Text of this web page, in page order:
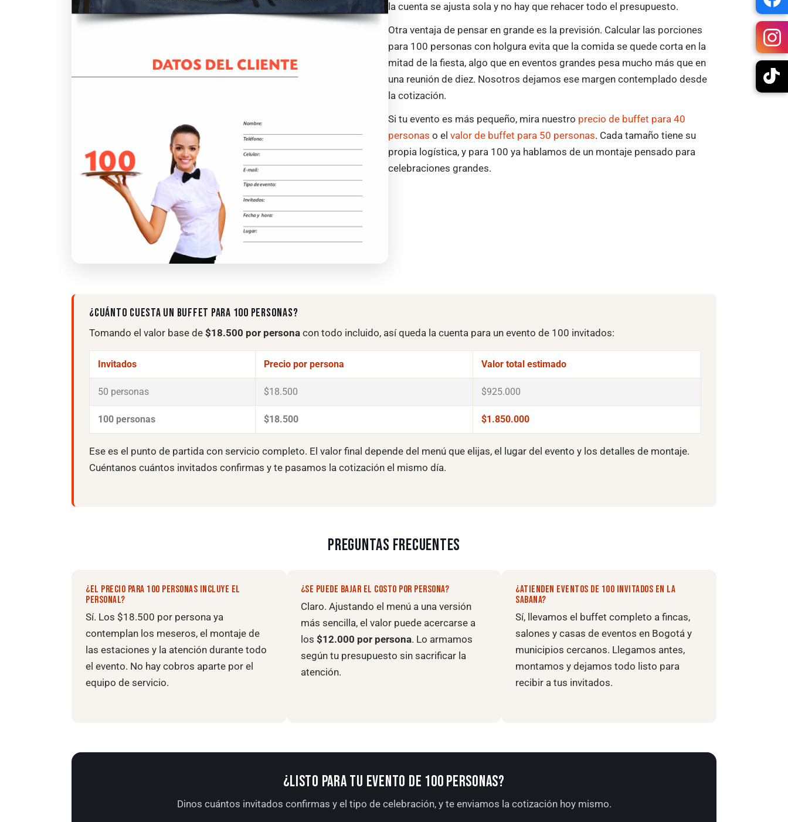
la cuenta se ajusta sola y no hay que rehacer todo el presupuesto.
Otra ventaja de pensar en grande es la previsión. Calcular las porciones
para 100 personas con holgura evita que la comida se quede corta en la
mitad de la fiesta, algo que en eventos grandes pesa mucho más que en
una reunión de diez. Nosotros dejamos ese margen contemplado desde
la cotización.
Si tu evento es más pequeño, mira nuestro precio de buffet para 40
personas o el valor de buffet para 50 personas. Cada tamaño tiene su
propia logística, y para 100 ya hablamos de un montaje pensado para
celebraciones grandes.
¿CUÁNTO CUESTA UN BUFFET PARA 100 PERSONAS?
Tomando el valor base de $18.500 por persona con todo incluido, así queda la cuenta para un evento de 100 invitados:
Invitados Precio por persona Valor total estimado
50 personas $18.500 $925.000
100 personas $18.500 $1.850.000
Ese es el punto de partida con servicio completo. El valor final depende del menú que elijas, el lugar del evento y los detalles de montaje.
Cuéntanos cuántos invitados confirmas y te pasamos la cotización el mismo día.
PREGUNTAS FRECUENTES
¿EL PRECIO PARA 100 PERSONAS INCLUYE EL
PERSONAL?
Sí. Los $18.500 por persona ya
contemplan los meseros, el montaje de
las estaciones y la atención durante todo
el evento. No hay cobros aparte por el
equipo de servicio.
¿SE PUEDE BAJAR EL COSTO POR PERSONA?
Claro. Ajustando el menú a una versión
más sencilla, el valor puede acercarse a
los $12.000 por persona. Lo armamos
según tu presupuesto sin sacrificar la
atención.
¿ATIENDEN EVENTOS DE 100 INVITADOS EN LA
SABANA?
Sí, llevamos el buffet completo a fincas,
salones y casas de eventos en Bogotá y
municipios cercanos. Llegamos antes,
montamos y dejamos todo listo para
recibir a tus invitados.
¿LISTO PARA TU EVENTO DE 100 PERSONAS?
Dinos cuántos invitados confirmas y el tipo de celebración, y te enviamos la cotización hoy mismo.